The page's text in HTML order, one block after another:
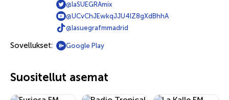
@laSUEGRAmix
@UCvChJEwkqJJU4IZ8gXdBhhA
@lasuegrafmmadrid
Sovellukset: Google Play
Suositellut asemat